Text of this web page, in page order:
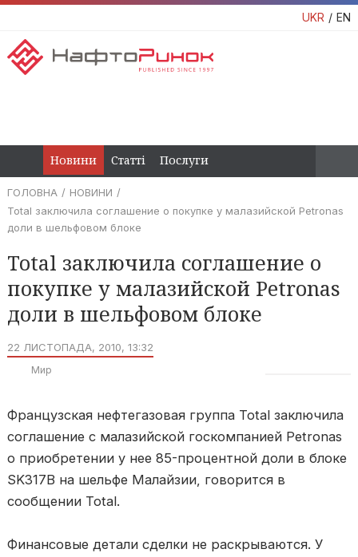
UKR EN
Новини Статті Послуги
ГОЛОВНА
НОВИНИ
Total заключила соглашение о покупке у малазийской Petronas
доли в шельфовом блоке
Total заключила соглашение о
покупке у малазийской Petronas
доли в шельфовом блоке
22 ЛИСТОПАДА, 2010, 13:32
Мир
Французская нефтегазовая группа Total заключила
соглашение с малазийской госкомпанией Petronas
о приобретении у нее 85-процентной доли в блоке
SK317B на шельфе Малайзии, говорится в
сообщении Total.
Финансовые детали сделки не раскрываются. У